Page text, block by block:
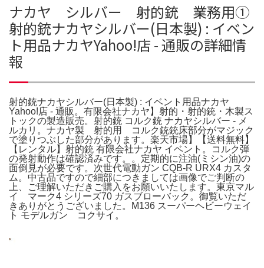
ナカヤ シルバー 射的銃 業務用①
射的銃ナカヤシルバー(日本製) : イベン
ト用品ナカヤYahoo!店 - 通販の詳細情
報
射的銃ナカヤシルバー(日本製) : イベント用品ナカヤ
Yahoo!店 - 通販。有限会社ナカヤ】射的・射的銃・木製ス
トックの製造販売。射的銃 コルク銃 ナカヤシルバー - メ
ルカリ。ナカヤ製 射的用 コルク銃銃床部分がマジック
で塗りつぶした部分があります。楽天市場】【送料無料】
【レンタル】射的銃 有限会社ナカヤ イベント。コルク弾
の発射動作は確認済みです。。定期的に注油(ミシン油)の
面倒見が必要です。次世代電動ガン CQB-R URX4 カスタ
ム。中古品ですので細部につきましては画像でご判断の
上、ご理解いただきご購入をお願いいたします。東京マル
イ マーク4 シリーズ70 ガスブローバック。御覧いただ
きありがとうございました。M136 スーパーヘビーウェイ
ト モデルガン コクサイ。